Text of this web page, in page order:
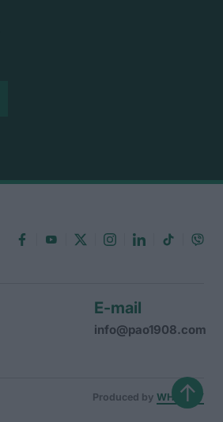
E-mail
info@pao1908.com
Produced by WHISKEY
↑